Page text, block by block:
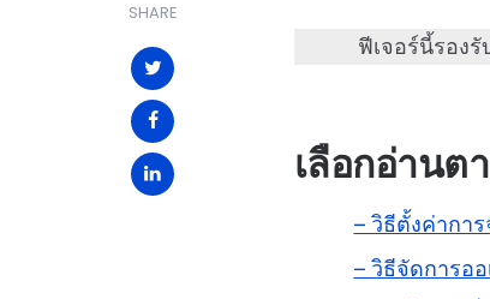
SHARE
ฟีเจอร์นี้รอง
เลือกอ่าน
– วิธีตั้งค่ากา
– วิธีจัดการอ